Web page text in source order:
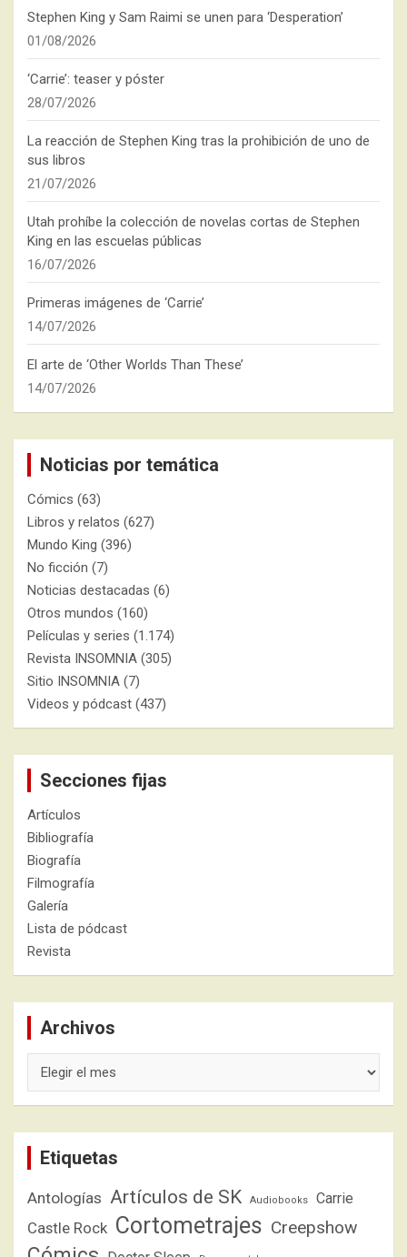
Stephen King y Sam Raimi se unen para ‘Desperation’
01/08/2026
‘Carrie’: teaser y póster
28/07/2026
La reacción de Stephen King tras la prohibición de uno de
sus libros
21/07/2026
Utah prohíbe la colección de novelas cortas de Stephen
King en las escuelas públicas
16/07/2026
Primeras imágenes de ‘Carrie’
14/07/2026
El arte de ‘Other Worlds Than These’
14/07/2026
Noticias por temática
Cómics (63)
Libros y relatos (627)
Mundo King (396)
No ficción (7)
Noticias destacadas (6)
Otros mundos (160)
Películas y series (1.174)
Revista INSOMNIA (305)
Sitio INSOMNIA (7)
Videos y pódcast (437)
Secciones fijas
Artículos
Bibliografía
Biografía
Filmografía
Galería
Lista de pódcast
Revista
Archivos
Etiquetas
Antologías Artículos de SK Audiobooks Carrie
Castle Rock Cortometrajes Creepshow